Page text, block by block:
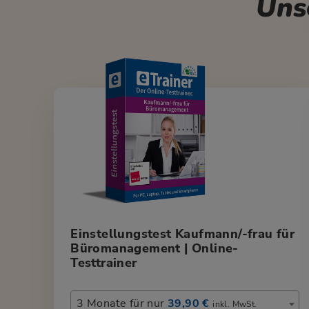
Einstellungstest Kaufmann/-frau für
Büromanagement | Online-
Testtrainer
3 Monate für nur 39,90 € inkl. MwSt.